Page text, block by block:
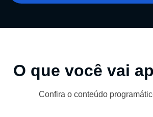
O que você vai
Confira o conteúdo